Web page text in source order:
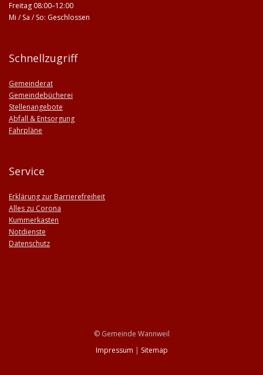
Freitag 08:00–12:00
Mi / Sa / So: Geschlossen
Schnellzugriff
Gemeinderat
Gemeindebücherei
Stellenangebote
Abfall & Entsorgung
Fahrpläne
Service
Erklärung zur Barrierefreiheit
Alles zu Corona
Kummerkasten
Notdienste
Datenschutz
© Gemeinde Wannweil
Impressum | Sitemap